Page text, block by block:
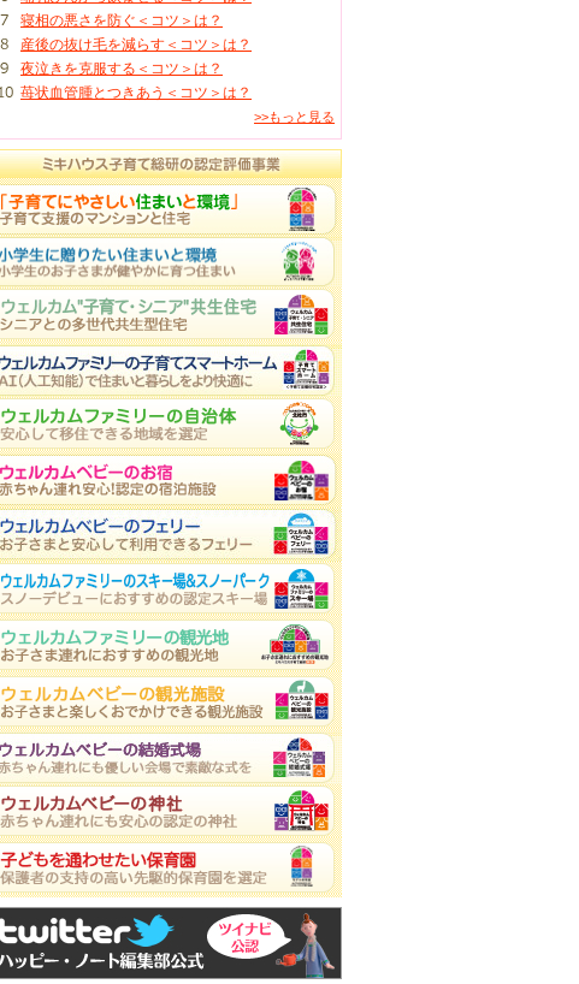
寝相の悪さを防ぐ＜コツ＞は？
産後の抜け毛を減らす＜コツ＞は？
夜泣きを克服する＜コツ＞は？
苺状血管腫とつきあう＜コツ＞は？
>>もっと見る